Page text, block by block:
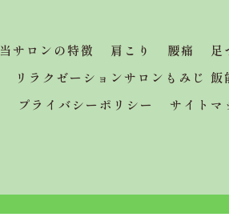
当サロンの特徴 肩こり 腰痛
足
リラクゼーションサロンもみじ 飯
プライバシーポリシー サイトマ